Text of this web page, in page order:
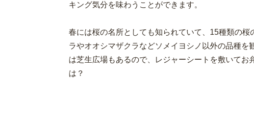
キング気分を味わうことができます。
春には桜の名所としても知られていて、15種類の桜
ラやオオシマザクラなどソメイヨシノ以外の品種を
は芝生広場もあるので、レジャーシートを敷いてお
は？